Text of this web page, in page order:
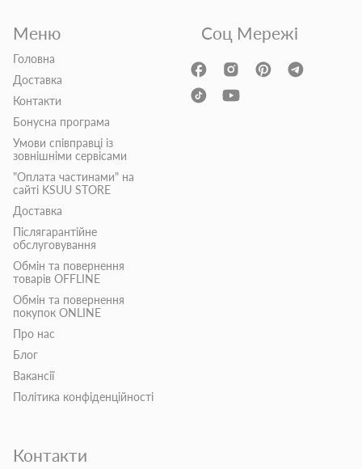
Меню
Головна
Доставка
Контакти
Бонусна програма
Умови співправці із
зовнішніми сервісами
"Оплата частинами" на
сайті KSUU STORE
Доставка
Післягарантійне
обслуговування
Обмін та повернення
товарів OFFLINE
Обмін та повернення
покупок ONLINE
Про нас
Блог
Вакансії
Політика конфіденційності
Контакти
Соц Мережі